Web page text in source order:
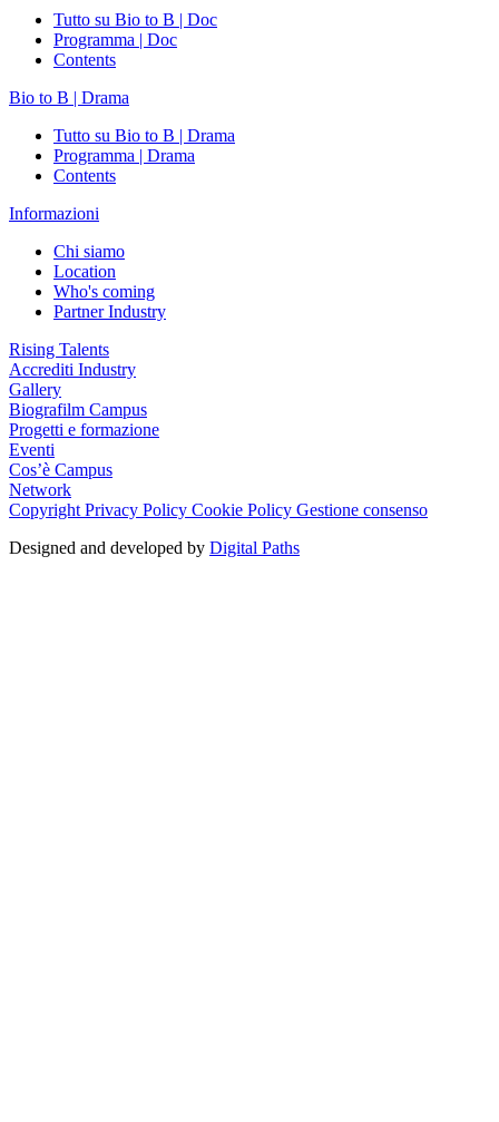
Tutto su Bio to B | Doc
Programma | Doc
Contents
Bio to B | Drama
Tutto su Bio to B | Drama
Programma | Drama
Contents
Informazioni
Chi siamo
Location
Who's coming
Partner Industry
Rising Talents
Accrediti Industry
Gallery
Biografilm Campus
Progetti e formazione
Eventi
Cos’è Campus
Network
Copyright Privacy Policy Cookie Policy Gestione consenso
Designed and developed by Digital Paths